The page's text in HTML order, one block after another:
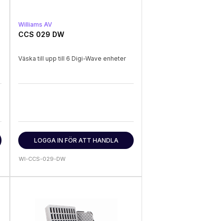
Williams AV
CCS 029 DW
Väska till upp till 6 Digi-Wave enheter
LOGGA IN FÖR ATT HANDLA
WI-CCS-029-DW